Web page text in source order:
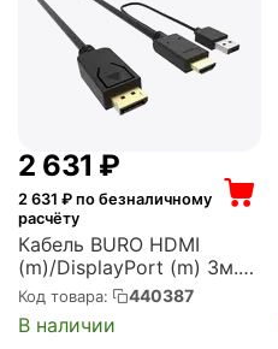
2 631 ₽
2 631 ₽ по безналичному
расчёту
Кабель BURO HDMI
(m)/DisplayPort (m) 3м.
позолоч.конт. черный
(HDMI-DP-3M)
Код товара: 440387
В наличии